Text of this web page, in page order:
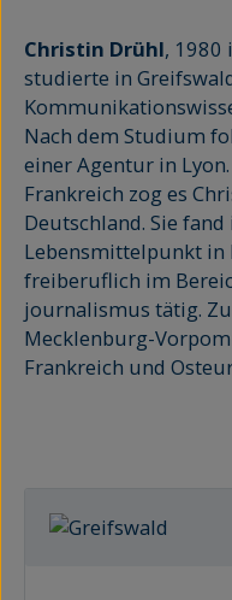
Christin Drühl, 1980
studierte in
Nach dem Studium
einer Agentur in
Frankreich zog es
Deutschland. Sie
Lebensmittelpunkt in
freiberuflich im
journalismus tätig.
Mecklenburg-
Frankreich und